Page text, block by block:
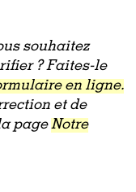
souhaitez
? Faites-le
en ligne.
et de
pageNotre